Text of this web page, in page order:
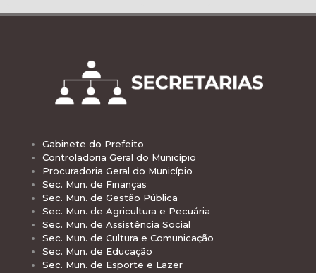
Gabinete do Prefeito
Controladoria Geral do Município
Procuradoria Geral do Município
Sec. Mun. de Finanças
Sec. Mun. de Gestão Pública
Sec. Mun. de Agricultura e Pecuária
Sec. Mun. de Assistência Social
Sec. Mun. de Cultura e Comunicação
Sec. Mun. de Educação
Sec. Mun. de Esporte e Lazer